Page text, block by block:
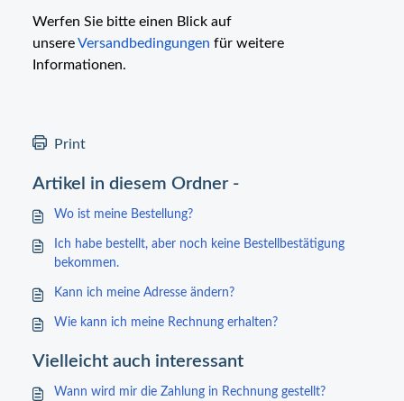
Werfen Sie bitte einen Blick auf
unsereVersandbedingungen für weitere
Informationen.
Print
Artikel in diesem Ordner -
Wo ist meine Bestellung?
Ich habe bestellt, aber noch keine Bestellbestätigung
bekommen.
Kann ich meine Adresse ändern?
Wie kann ich meine Rechnung erhalten?
Vielleicht auch interessant
Wann wird mir die Zahlung in Rechnung gestellt?